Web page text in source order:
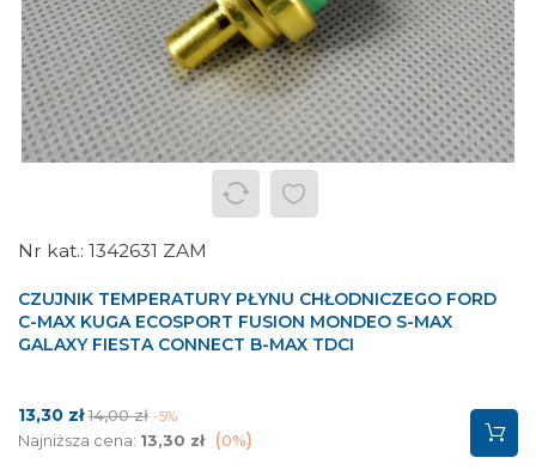
1342631 ZAM
CZUJNIK TEMPERATURY PŁYNU CHŁODNICZEGO FORD
C-MAX KUGA ECOSPORT FUSION MONDEO S-MAX
GALAXY FIESTA CONNECT B-MAX TDCI
Cena
13,30 złCena
podstawowa
14,00 zł -5%
Najniższa cena: 13,30 zł 0%